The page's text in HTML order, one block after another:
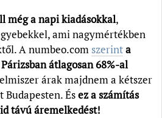
még a napi kiadásokkal,
ami nagymértékben
A numbeo.com szerinta
átlagosan 68%-al
árak majdnem a kétszer
Ésez a számítás
távú áremelkedést!